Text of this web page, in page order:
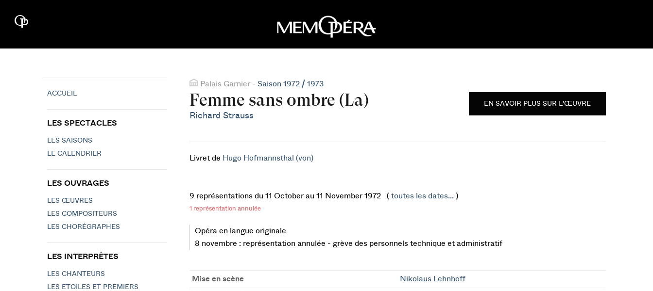
Palais Garnier - Saison 1972 / 1973
Femme sans ombre (La)
Richard Strauss
EN SAVOIR PLUS SUR L'ŒUVRE
Livret de Hugo Hofmannsthal (von)
9 représentations du 11 October au 11 November 1972 ( toutes les dates...)
1 représentation annulée
Opéra en langue originale
8 novembre : représentation annulée - grève des personnels technique et administratif
Mise en scène Nikolaus Lehnhoff
ACCUEIL
LES SPECTACLES
LES SAISONS
LE CALENDRIER
LES OUVRAGES
LES ŒUVRES
LES COMPOSITEURS
LES CHORÉGRAPHES
LES INTERPRÈTES
LES CHANTEURS
LES ETOILES ET PREMIERS